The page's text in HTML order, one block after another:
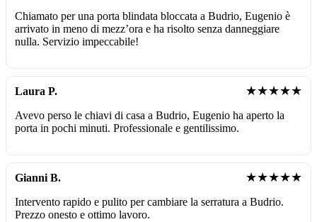
Chiamato per una porta blindata bloccata a Budrio, Eugenio è
arrivato in meno di mezz’ora e ha risolto senza danneggiare
nulla. Servizio impeccabile!
Laura P. ★★★★★
Avevo perso le chiavi di casa a Budrio, Eugenio ha aperto la
porta in pochi minuti. Professionale e gentilissimo.
Gianni B. ★★★★★
Intervento rapido e pulito per cambiare la serratura a Budrio.
Prezzo onesto e ottimo lavoro.